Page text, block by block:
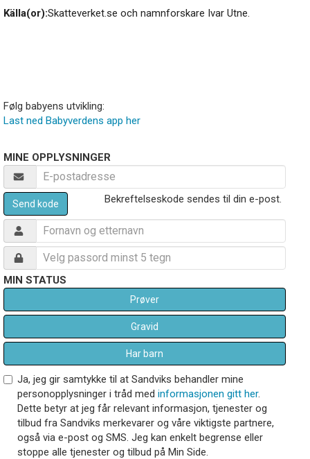
Källa(or):Skatteverket.se och namnforskare Ivar Utne.
Følg babyens utvikling:
Last ned Babyverdens app her
MINE OPPLYSNINGER
Send kode Bekreftelseskode sendes til din e-post.
MIN STATUS
Prøver
Gravid
Har barn
Ja, jeg gir samtykke til at Sandviks behandler mine
personopplysninger i tråd med informasjonen gitt her.
Dette betyr at jeg får relevant informasjon, tjenester og
tilbud fra Sandviks merkevarer og våre viktigste partnere,
også via e-post og SMS. Jeg kan enkelt begrense eller
stoppe alle tjenester og tilbud på Min Side.